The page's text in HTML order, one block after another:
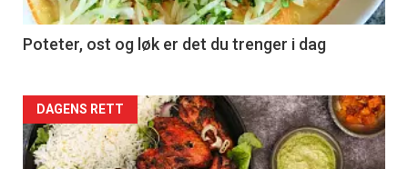
Poteter, ost og løk er det du trenger i dag
Forsiden
akkurat
DAGENS RETT